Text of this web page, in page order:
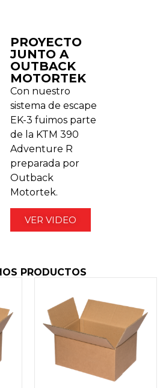
PROYECTO
JUNTO A
OUTBACK
MOTORTEK ​
Con nuestro
sistema de escape
EK-3 fuimos parte
de la KTM 390
Adventure R
preparada por
Outback
Motortek.
VER VIDEO
PRODUCTOS